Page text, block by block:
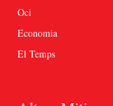
Oci
Economia
El Temps